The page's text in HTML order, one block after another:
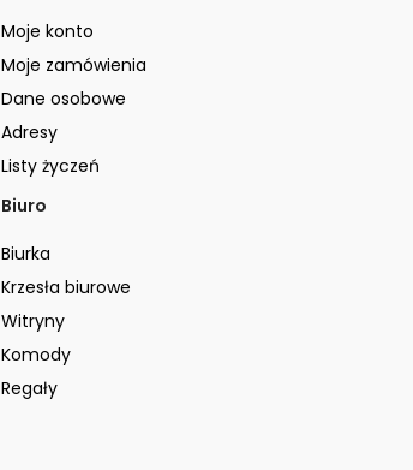
Moje konto
Moje zamówienia
Dane osobowe
Adresy
Listy życzeń
Biuro
Biurka
Krzesła biurowe
Witryny
Komody
Regały